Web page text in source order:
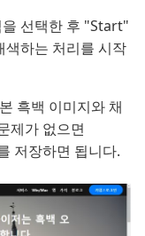
선택한 후 "Start"
색하는 처리를 시작
흑백 이미지와 채
제가 없으면
저장하면 됩니다.